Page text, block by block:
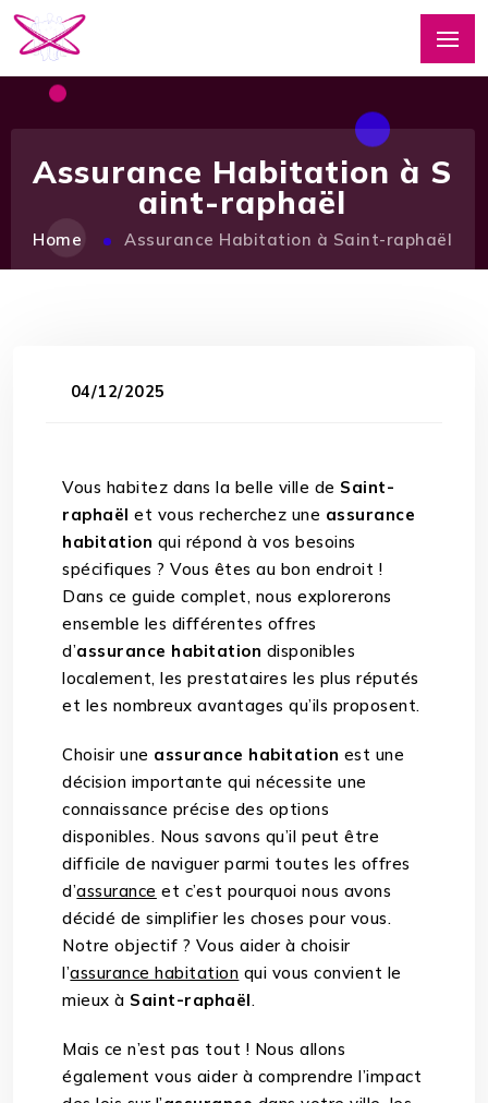
Assurance Habitation à S
aint-raphaël
Home Assurance Habitation à Saint-raphaël
04/12/2025
Vous habitez dans la belle ville de Saint-
raphaël et vous recherchez une assurance
habitation qui répond à vos besoins
spécifiques ? Vous êtes au bon endroit !
Dans ce guide complet, nous explorerons
ensemble les différentes offres
d’assurance habitation disponibles
localement, les prestataires les plus réputés
et les nombreux avantages qu’ils proposent.
Choisir une assurance habitation est une
décision importante qui nécessite une
connaissance précise des options
disponibles. Nous savons qu’il peut être
difficile de naviguer parmi toutes les offres
d’assurance et c’est pourquoi nous avons
décidé de simplifier les choses pour vous.
Notre objectif ? Vous aider à choisir
l’assurance habitation qui vous convient le
mieux à Saint-raphaël.
Mais ce n’est pas tout ! Nous allons
également vous aider à comprendre l’impact